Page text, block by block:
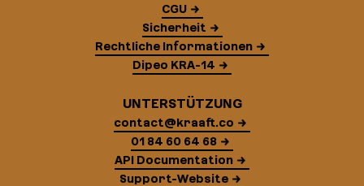
CGU
Sicherheit
Rechtliche Informationen
Dipeo KRA-14
UNTERSTÜTZUNG
contact@kraaft.co
01 84 60 64 68
API Documentation
Support-Website